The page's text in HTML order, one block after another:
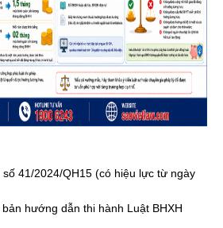
41/2024/QH15 (có hiệu lực từ ngày
hướng dẫn thi hành Luật BHXH